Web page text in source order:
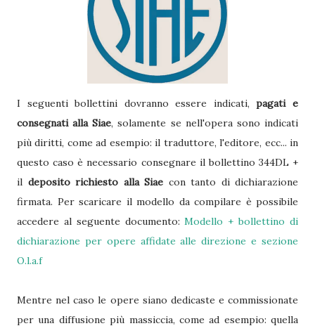
I seguenti bollettini dovranno essere indicati,pagati e
consegnati alla Siae, solamente se nell'opera sono indicati
più diritti, come ad esempio: il traduttore, l'editore, ecc... in
questo caso è necessario consegnare il bollettino 344DL +
il deposito richiesto alla Siae con tanto di dichiarazione
firmata. Per scaricare il modello da compilare è possibile
accedere al seguente documento:Modello + bollettino di
dichiarazione per opere affidate alle direzione e sezione
O.l.a.f
Mentre nel caso le opere siano dedicaste e commissionate
per una diffusione più massiccia, come ad esempio: quella